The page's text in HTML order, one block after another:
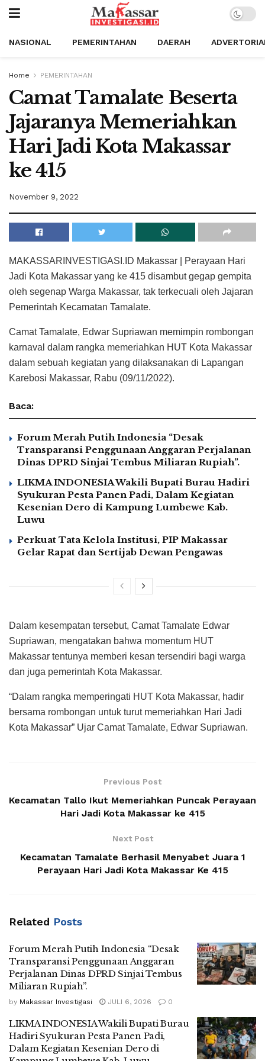
NASIONAL PEMERINTAHAN DAERAH
Home PEMERINTAHAN
Camat Tamalate Beserta
Jajaranya Memeriahkan
Hari Jadi Kota Makassar
ke 415
November 9, 2022
MAKASSARINVESTIGASI.ID Makassar | Perayaan Hari
Jadi Kota Makassar yang ke 415 disambut gegap gempita
oleh segenap Warga Makassar, tak terkecuali oleh Jajaran
Pemerintah Kecamatan Tamalate.
Camat Tamalate, Edwar Supriawan memimpin rombongan
karnaval dalam rangka memeriahkan HUT Kota Makassar
dalam sebuah kegiatan yang dilaksanakan di Lapangan
Karebosi Makassar, Rabu (09/11/2022).
Baca:
Forum Merah Putih Indonesia “Desak
Transparansi Penggunaan Anggaran Perjalanan
Dinas DPRD Sinjai Tembus Miliaran Rupiah”.
LIKMA INDONESIA Wakili Bupati Burau Hadiri
Syukuran Pesta Panen Padi, Dalam Kegiatan
Kesenian Dero di Kampung Lumbewe Kab.
Luwu
Perkuat Tata Kelola Institusi, PIP Makassar
Gelar Rapat dan Sertijab Dewan Pengawas
Dalam kesempatan tersebut, Camat Tamalate Edwar
Supriawan, mengatakan bahwa momentum HUT
Makassar tentunya memberi kesan tersendiri bagi warga
dan juga pemerintah Kota Makassar.
“Dalam rangka memperingati HUT Kota Makassar, hadir
bersama rombongan untuk turut memeriahkan Hari Jadi
Kota Makassar” Ujar Camat Tamalate, Edwar Supriawan.
Previous Post
Kecamatan Tallo Ikut Memeriahkan Puncak Perayaan
Hari Jadi Kota Makassar ke 415
Next Post
Kecamatan Tamalate Berhasil Menyabet Juara 1
Perayaan Hari Jadi Kota Makassar Ke 415
Related Posts
Forum Merah Putih Indonesia “Desak
Transparansi Penggunaan Anggaran
Perjalanan Dinas DPRD Sinjai Tembus
Miliaran Rupiah”.
by Makassar Investigasi JULI 6, 2026 0
LIKMA INDONESIA Wakili Bupati Burau
Hadiri Syukuran Pesta Panen Padi,
Dalam Kegiatan Kesenian Dero di